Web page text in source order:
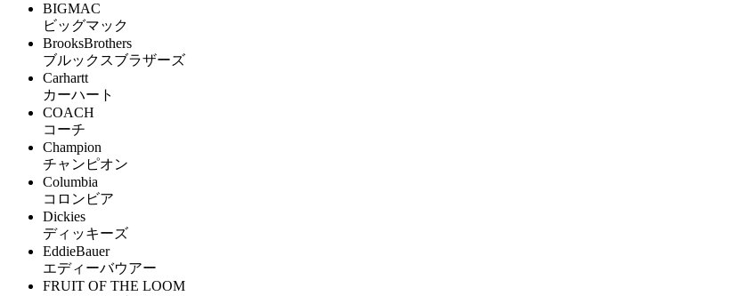
BIGMAC
ビッグマック
BrooksBrothers
ブルックスブラザーズ
Carhartt
カーハート
COACH
コーチ
Champion
チャンピオン
Columbia
コロンビア
Dickies
ディッキーズ
EddieBauer
エディーバウアー
FRUIT OF THE LOOM